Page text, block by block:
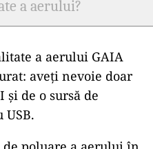
a aerului?
a aerului GAIA
aveți nevoie doar
și de o sursă de